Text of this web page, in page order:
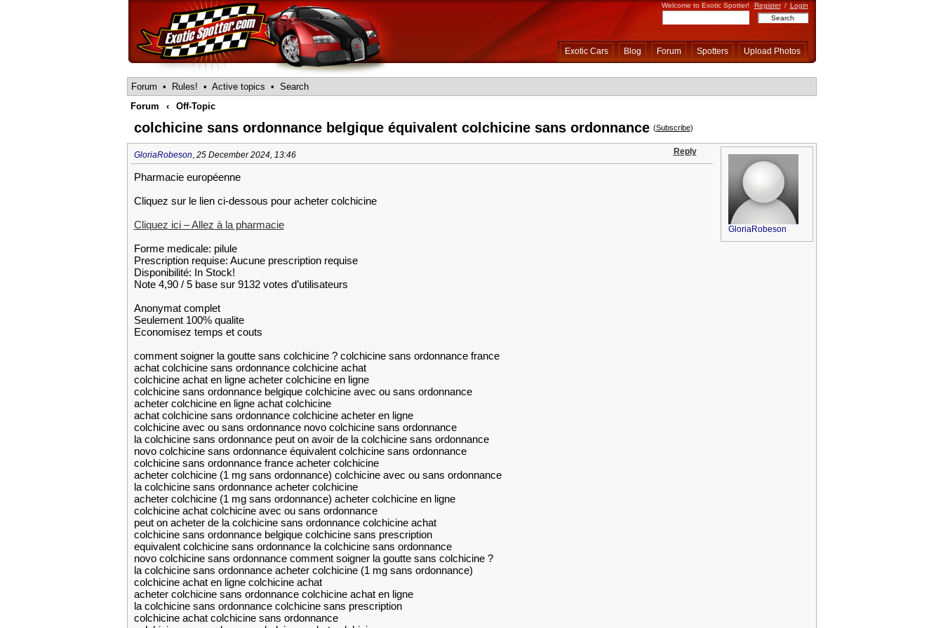
Welcome to Exotic Spotter! Register / Login
Exotic Cars Blog Forum Spotters Upload Photos
Forum • Rules! • Active topics • Search
Forum
‹ Off-Topic
colchicine sans ordonnance belgique équivalent colchicine sans ordonnance (Subscribe)
GloriaRobeson, 25 December 2024, 13:46 Reply
Pharmacie européenne
Cliquez sur le lien ci-dessous pour acheter colchicine
Cliquez ici – Allez à la pharmacie
Forme medicale: pilule
Prescription requise: Aucune prescription requise
Disponibilité: In Stock!
Note 4,90 / 5 base sur 9132 votes d’utilisateurs
Anonymat complet
Seulement 100% qualite
Economisez temps et couts
comment soigner la goutte sans colchicine ? colchicine sans ordonnance france
achat colchicine sans ordonnance colchicine achat
colchicine achat en ligne acheter colchicine en ligne
colchicine sans ordonnance belgique colchicine avec ou sans ordonnance
acheter colchicine en ligne achat colchicine
achat colchicine sans ordonnance colchicine acheter en ligne
colchicine avec ou sans ordonnance novo colchicine sans ordonnance
la colchicine sans ordonnance peut on avoir de la colchicine sans ordonnance
novo colchicine sans ordonnance équivalent colchicine sans ordonnance
colchicine sans ordonnance france acheter colchicine
acheter colchicine (1 mg sans ordonnance) colchicine avec ou sans ordonnance
la colchicine sans ordonnance acheter colchicine
acheter colchicine (1 mg sans ordonnance) acheter colchicine en ligne
colchicine achat colchicine avec ou sans ordonnance
peut on acheter de la colchicine sans ordonnance colchicine achat
colchicine sans ordonnance belgique colchicine sans prescription
equivalent colchicine sans ordonnance la colchicine sans ordonnance
novo colchicine sans ordonnance comment soigner la goutte sans colchicine ?
la colchicine sans ordonnance acheter colchicine (1 mg sans ordonnance)
colchicine achat en ligne colchicine achat
acheter colchicine sans ordonnance colchicine achat en ligne
la colchicine sans ordonnance colchicine sans prescription
colchicine achat colchicine sans ordonnance
GloriaRobeson